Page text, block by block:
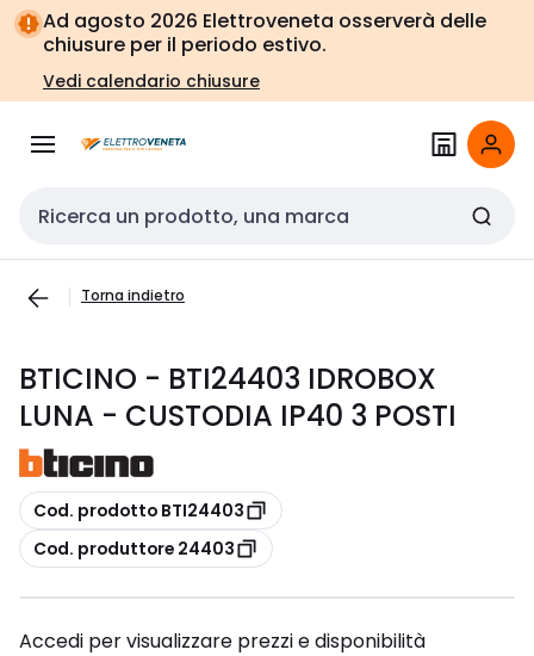
Vai alla
navigazione
Vai
alla
pagina
Ad agosto 2026 Elettroveneta osserverà delle
chiusure per il periodo estivo.
Vedi calendario chiusure
Cerca input
Torna indietro
BTICINO - BTI24403 IDROBOX
LUNA - CUSTODIA IP40 3 POSTI
copia
Cod. prodotto BTI24403
copia
Cod. produttore 24403
Accedi per visualizzare prezzi e disponibilità